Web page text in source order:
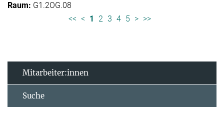
G1.2OG.08
<< < 1 2 3 4 5 > >>
Mitarbeiter:innen
Suche